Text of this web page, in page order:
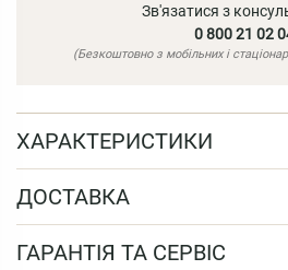
Зв'язатися з
0 800 21 02
(Безкоштовно з мобільних і
ХАРАКТЕРИСТИКИ
ДОСТАВКА
ГАРАНТІЯ ТА СЕРВІС